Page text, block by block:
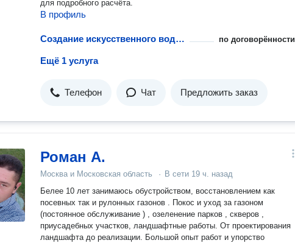
для подробного расчёта.
В профиль
Создание искусственного водоема по договорённости
Ещё 1 услуга
Телефон Чат Предложить заказ
Роман А.
Москва и Московская область · В сети 19 ч. назад
Белее 10 лет занимаюсь обустройством, восстановлением как
посевных так и рулонных газонов . Покос и уход за газоном
(постоянное обслуживание ) , озеленение парков , скверов ,
приусадебных участков, ландшафтные работы. От проектирования
ландшафта до реализации. Большой опыт работ и упорство